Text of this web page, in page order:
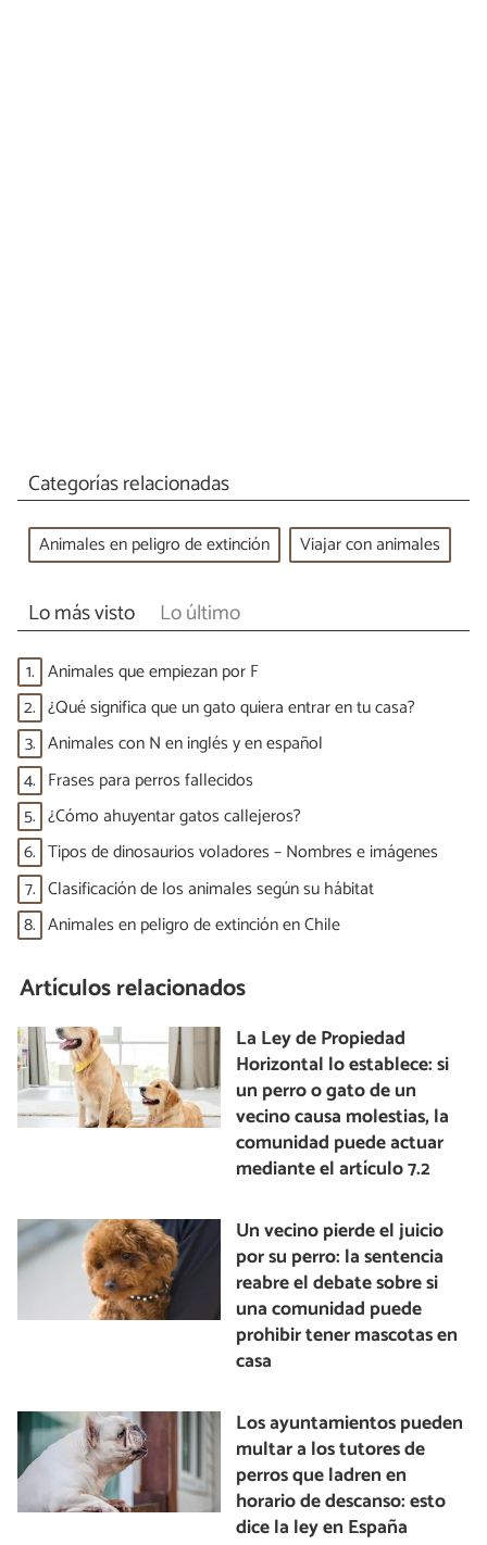
Categorías relacionadas
Animales en peligro de extinción Viajar con animales
Lo más visto Lo último
1. Animales que empiezan por F
2. ¿Qué significa que un gato quiera entrar en tu casa?
3. Animales con N en inglés y en español
4. Frases para perros fallecidos
5. ¿Cómo ahuyentar gatos callejeros?
6. Tipos de dinosaurios voladores – Nombres e imágenes
7. Clasificación de los animales según su hábitat
8. Animales en peligro de extinción en Chile
Artículos relacionados
La Ley de Propiedad
Horizontal lo establece: si
un perro o gato de un
vecino causa molestias, la
comunidad puede actuar
mediante el artículo 7.2
Un vecino pierde el juicio
por su perro: la sentencia
reabre el debate sobre si
una comunidad puede
prohibir tener mascotas en
casa
Los ayuntamientos pueden
multar a los tutores de
perros que ladren en
horario de descanso: esto
dice la ley en España